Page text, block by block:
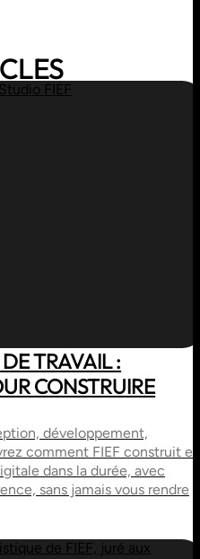
TRAVAIL :
CONSTRUIRE
développement,
comment FIEF construit et
dans la durée, avec
sans jamais vous rendre